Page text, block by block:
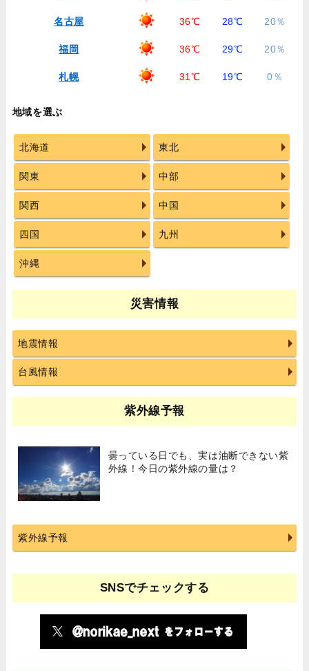
名古屋 36℃ 28℃ 20％
福岡 36℃ 29℃ 20％
札幌 31℃ 19℃ 0％
地域を選ぶ
北海道 東北
関東 中部
関西 中国
四国 九州
沖縄
災害情報
地震情報
台風情報
紫外線予報
曇っている日でも、実は油断できない紫
外線！今日の紫外線の量は？
紫外線予報
SNSでチェックする